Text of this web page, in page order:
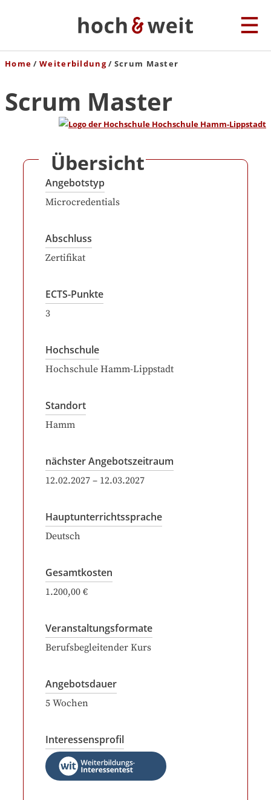
Home Weiterbildung Scrum Master
Scrum Master
Übersicht
Angebotstyp
Microcredentials
Abschluss
Zertifikat
ECTS-Punkte
3
Hochschule
Hochschule Hamm-Lippstadt
Standort
Hamm
nächster Angebotszeitraum
12.02.2027 – 12.03.2027
Hauptunterrichtssprache
Deutsch
Gesamtkosten
1.200,00 €
Veranstaltungsformate
Berufsbegleitender Kurs
Angebotsdauer
5 Wochen
Interessensprofil